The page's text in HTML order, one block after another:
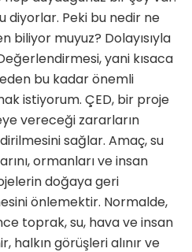
diyorlar. Peki bu nedir ne
muyuz? Dolayısıyla
yani kısaca
bu kadar önemli
istiyorum. ÇED, bir proje
vereceği zararların
sağlar. Amaç, su
ormanları ve insan
doğaya geri
önlemektir. Normalde,
toprak, su, hava ve insan
halkın görüşleri alınır ve